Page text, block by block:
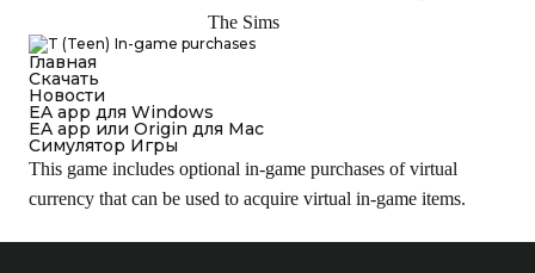
In-game purchases
Главная
Cкачать
Новости
EA app для Windows
EA app или Origin для Mac
Симулятор Игры
This game includes optional in-game purchases of virtual
currency that can be used to acquire virtual in-game items.